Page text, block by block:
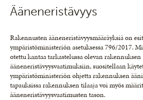
Ääneneristävyys
Rakennusten ääneneristävyysmääräyksiä on
ympäristöministeriön asetuksessa 796/2017.
otettu kantaa tarkastelussa olevan rakennuksen
ääneneristävyysvaatimuksiin, suositellaan
ympäristöministeriön ohjetta rakennuksen
tapauksissa rakennuksen tilaaja voi myös
ääneneristävyysvaatimusten tason.